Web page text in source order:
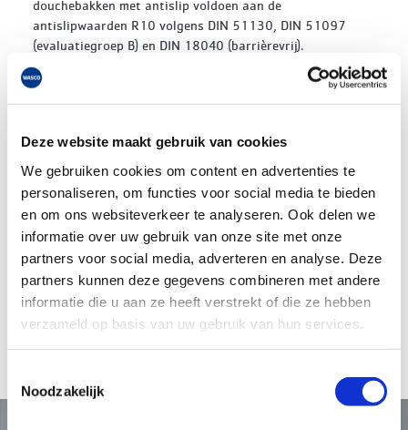
Deze website maakt gebruik van cookies
We gebruiken cookies om content en advertenties te
personaliseren, om functies voor social media te bieden
en om ons websiteverkeer te analyseren. Ook delen we
informatie over uw gebruik van onze site met onze
partners voor social media, adverteren en analyse. Deze
partners kunnen deze gegevens combineren met andere
informatie die u aan ze heeft verstrekt of die ze hebben
verzameld op basis van uw gebruik van hun services.
Noodzakelijk
douchebakken met antislip voldoen aan de
antislipwaarden R10 volgens DIN 51130, DIN 51097
(evaluatiegroep B) en DIN 18040 (barrièrevrij).
Geluid slechts 17 dB(A)
Om het geluidsniveau te verlagen heeft Bette een minimum
van polystyreen en verlaagt het geluidsniveau tot slechts
17 dB(A). Hiermee wordt ruimschoots voldaan aan de
norm van 24 dB(A) volgens DIN 4109 VDI4100. Zo hoeven
Levertijden
Het Bette assortiment is gedeeltelijk op voorraad en
volledig gecodeerd op Wasco.nl te vinden. Artikelen die
niet standaard op voorraad zijn, zijn snel leverbaar.